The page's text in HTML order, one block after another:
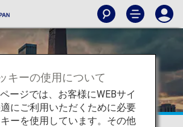
キーの使用について
ージでは、お客様にWEBサイ
適にご利用いただくために必要
ーを使用しています。その他